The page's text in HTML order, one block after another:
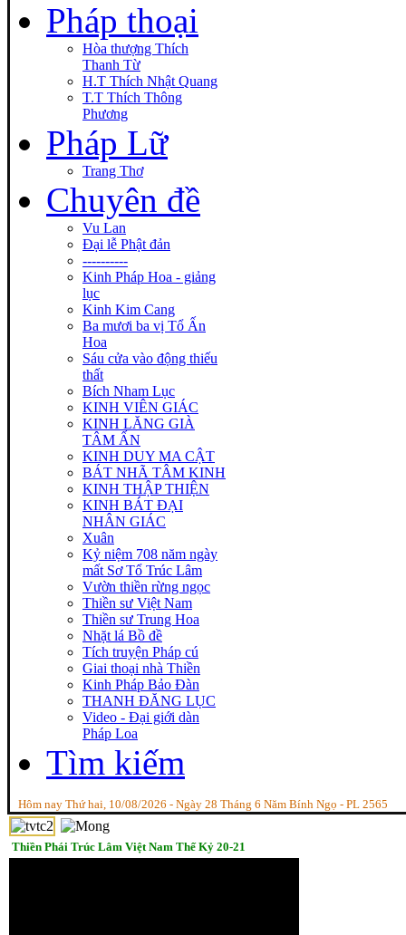
Pháp thoại
Hòa thượng Thích
Thanh Từ
H.T Thích Nhật Quang
T.T Thích Thông
Phương
Pháp Lữ
Trang Thơ
Chuyên đề
Vu Lan
Đại lễ Phật đản
----------
Kinh Pháp Hoa - giảng
lục
Kinh Kim Cang
Ba mươi ba vị Tổ Ấn
Hoa
Sáu cửa vào động thiếu
thất
Bích Nham Lục
KINH VIÊN GIÁC
KINH LĂNG GIÀ
TÂM ẤN
KINH DUY MA CẬT
BÁT NHÃ TÂM KINH
KINH THẬP THIỆN
KINH BÁT ĐẠI
NHÂN GIÁC
Xuân
Kỷ niệm 708 năm ngày
mất Sơ Tổ Trúc Lâm
Vườn thiền rừng ngọc
Thiền sư Việt Nam
Thiền sư Trung Hoa
Nhặt lá Bồ đề
Tích truyện Pháp cú
Giai thoại nhà Thiền
Kinh Pháp Bảo Đàn
THANH ĐĂNG LỤC
Video - Đại giới dàn
Pháp Loa
Tìm kiếm
Hôm nay Thứ hai, 10/08/2026 - Ngày 28 Tháng 6 Năm Bính Ngọ - PL 2565
Thiền Phái Trúc Lâm Việt Nam Thế Kỷ 20-21